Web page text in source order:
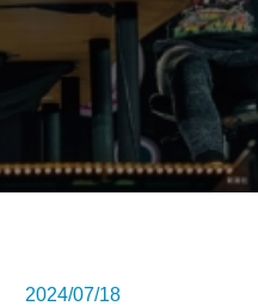
2024/07/18